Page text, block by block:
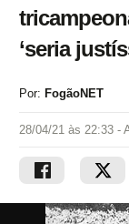
‘seria
Por: FogãoNET
28/04/21 às 22:33 -